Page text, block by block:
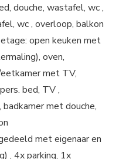
douche, wastafel, wc ,
wc , overloop, balkon
open keuken met
oven,
met TV,
bed, TV ,
met douche,
met eigenaar en
, 4x parking, 1x